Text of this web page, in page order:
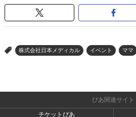
> 株式会社日本メディカル イベント ママ
ぴあ関連サイト
チケットぴあ